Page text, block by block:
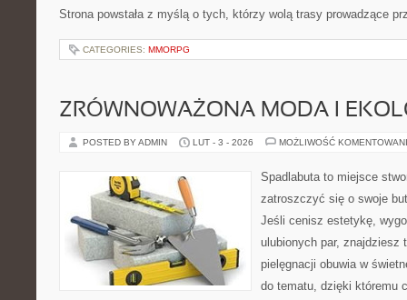
Strona powstała z myślą o tych, którzy wolą trasy prowadzące
CATEGORIES: MMORPG
ZRÓWNOWAŻONA MODA I
POSTED BY ADMIN LUT - 3 - 2026 MOŻLIWOŚĆ
Spadlabuta to miejsce
zatroszczyć się o swoje
Jeśli cenisz estetykę,
ulubionych par, znajdziesz
pielęgnacji obuwia w
do tematu, dzięki któremu